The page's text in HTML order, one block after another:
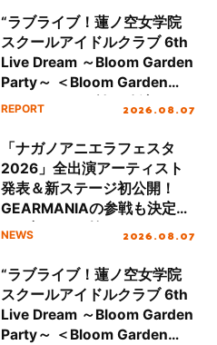
“ラブライブ！蓮ノ空女学院
スクールアイドルクラブ 6th
Live Dream ～Bloom Garden
Party～ ＜Bloom Garden
Party Stage／埼玉公演＞”
REPORT 2026.08.07
「ナガノアニエラフェスタ
2026」全出演アーティスト
発表＆新ステージ初公開！
GEARMANIAの参戦も決定
し、初となる第3ステージの
NEWS 2026.08.07
“ラブライブ！蓮ノ空女学院
スクールアイドルクラブ 6th
Live Dream ～Bloom Garden
Party～ ＜Bloom Garden